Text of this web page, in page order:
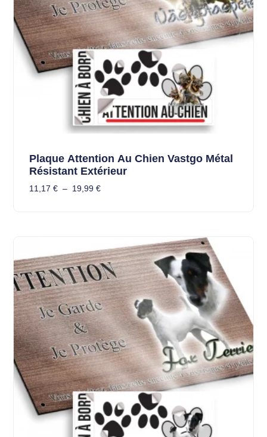
Plaque Attention Au Chien Vastgo Métal
Résistant Extérieur
11,17 € – 19,99 €